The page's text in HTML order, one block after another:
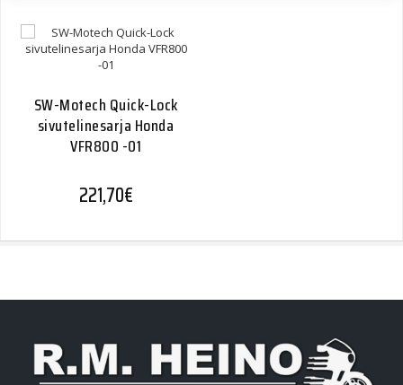
SW-Motech Quick-Lock
sivutelinesarja Honda
VFR800 -01
221,70€